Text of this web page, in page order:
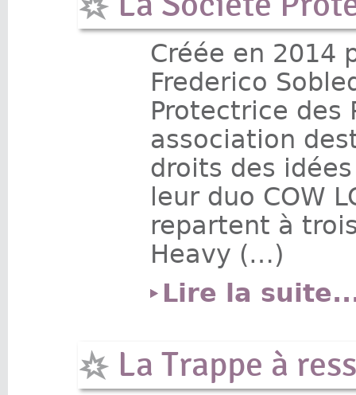
Créée en 2014
Frederico
Protectrice des
association
droits des
leur duo COW
repartent à
Heavy (…)
Lire la
La Trappe à